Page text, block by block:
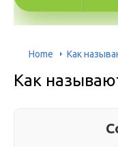
Home Как
Как